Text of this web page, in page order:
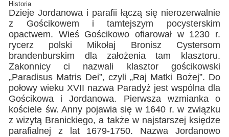
Historia
Dzieje Jordanowa i parafii łączą się nierozerwalnie
z Gościkowem i tamtejszym pocysterskim
opactwem. Wieś Gościkowo ofiarował w 1230 r.
rycerz polski Mikołaj Bronisz Cystersom
brandenburskim dla założenia tam klasztoru.
Zakonnicy ci nazwali klasztor gościkowski
„Paradisus Matris Dei”, czyli „Raj Matki Bożej”. Do
połowy wieku XVII nazwa Paradyż jest wspólna dla
Gościkowa i Jordanowa. Pierwsza wzmianka o
kościele św. Anny pojawia się w 1640 r. w związku
z wizytą Branickiego, a także w najstarszej księdze
parafialnej z lat 1679-1750. Nazwa Jordanowo